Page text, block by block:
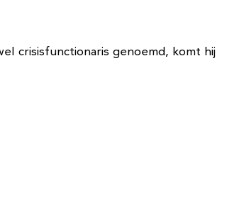
crisisfunctionaris genoemd, komt hij